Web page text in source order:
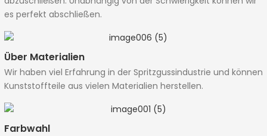
es perfekt abschließen.
Über Materialien
Wir haben viel Erfahrung in der Spritzgussindustrie und können
Kunststoffteile aus vielen Materialien herstellen.
Farbwahl